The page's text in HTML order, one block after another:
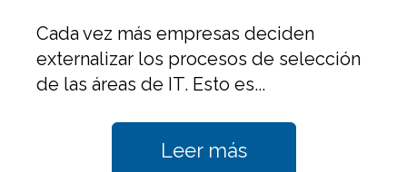
Cada vez más empresas deciden
externalizar los procesos de selección
de las áreas de IT. Esto es...
Leer más